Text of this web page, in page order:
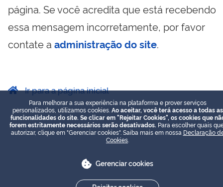
página. Se você acredita que está recebendo
essa mensagem incorretamente, por favor
contate a administração do site.
Ir para a página inicial
Para melhorar a sua experiência na plataforma e prover serviços
personalizados, utilizamos cookies. Ao aceitar, você terá acesso a todas as
funcionalidades do site. Se clicar em "Rejeitar Cookies", os cookies que
forem estritamente necessários serão desativados. Para escolher quais
autorizar, clique em "Gerenciar cookies". Saiba mais em nossa Declaração
Cookies
Gerenciar cookies